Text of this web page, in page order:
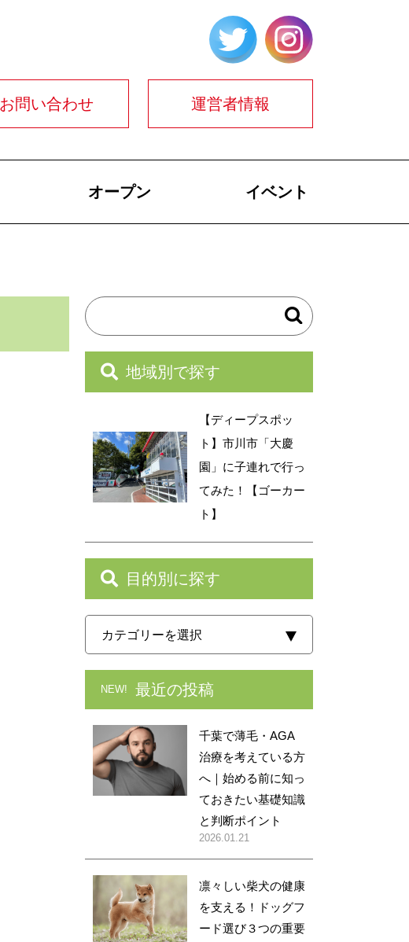
お問い合わせ 運営者情報
オープン イベント
地域別で探す
【ディープスポッ
ト】市川市「大慶
園」に子連れで行っ
てみた！【ゴーカー
ト】
目的別に探す
NEW! 最近の投稿
千葉で薄毛・AGA
治療を考えている方
へ｜始める前に知っ
ておきたい基礎知識
と判断ポイント
2026.01.21
凛々しい柴犬の健康
を支える！ドッグフ
ード選び３つの重要